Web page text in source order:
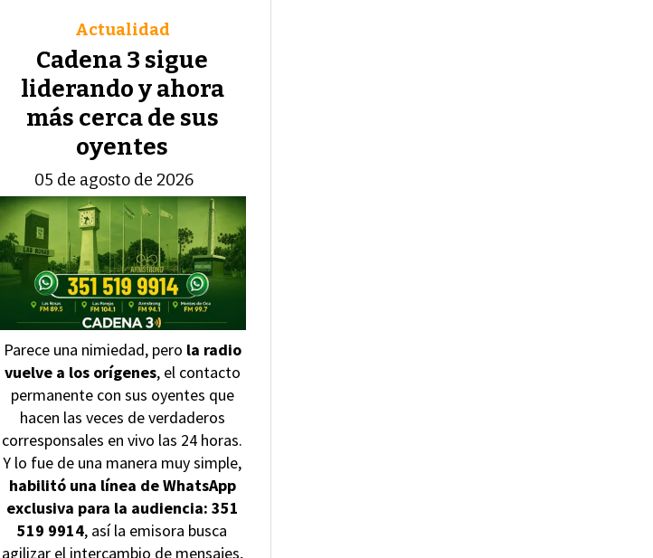
Cadena 3 sigue
liderando y ahora
más cerca de sus
oyentes
Actualidad
05 de agosto de 2026
Parece una nimiedad, pero la radio
vuelve a los orígenes, el contacto
permanente con sus oyentes que
hacen las veces de verdaderos
corresponsales en vivo las 24 horas.
Y lo fue de una manera muy simple,
habilitó una línea de WhatsApp
exclusiva para la audiencia: 351
519 9914, así la emisora busca
agilizar el intercambio de mensajes,